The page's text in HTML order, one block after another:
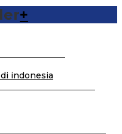
+